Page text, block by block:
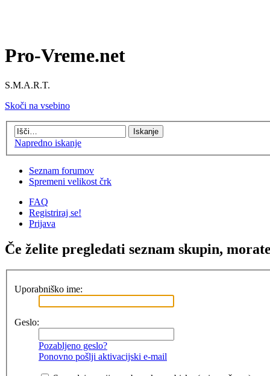
Pro-Vreme.net
S.M.A.R.T.
Skoči na vsebino
Napredno iskanje
Seznam forumov
Spremeni velikost črk
FAQ
Registriraj se!
Prijava
Če želite pregledati seznam skupin,
Uporabniško ime:
Geslo:
Pozabljeno geslo?
Ponovno pošlji aktivacijski e-mail